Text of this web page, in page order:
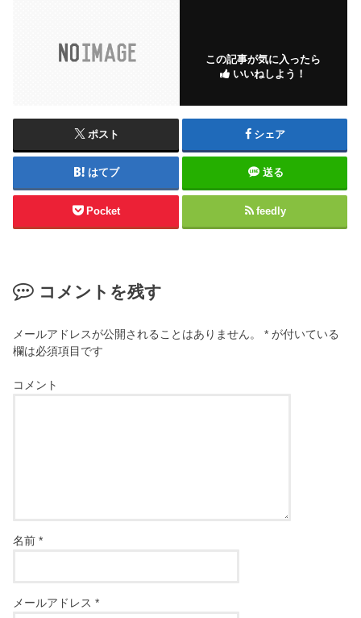
この記事が気に入ったら
いいねしよう！
ポスト シェア
はてブ 送る
Pocket feedly
コメントを残す
メールアドレスが公開されることはありません。 * が付いている
欄は必須項目です
コメント
名前*
メールアドレス*